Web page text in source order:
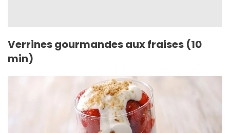
Verrines gourmandes aux fraises (10
min)